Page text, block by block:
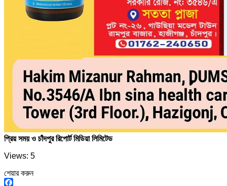
প্রিয় সময় ও চাঁদপুর রিপোর্ট মিডিয়া লিমিটেড
Views: 5
শেয়ার করুন